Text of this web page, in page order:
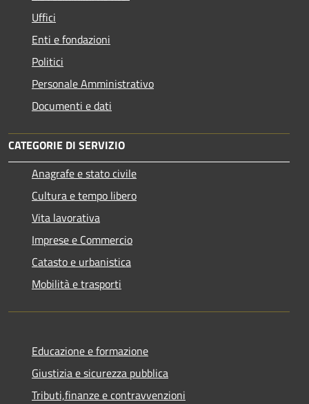
Uffici
Enti e fondazioni
Politici
Personale Amministrativo
Documenti e dati
CATEGORIE DI SERVIZIO
Anagrafe e stato civile
Cultura e tempo libero
Vita lavorativa
Imprese e Commercio
Catasto e urbanistica
Mobilità e trasporti
Educazione e formazione
Giustizia e sicurezza pubblica
Tributi,finanze e contravvenzioni